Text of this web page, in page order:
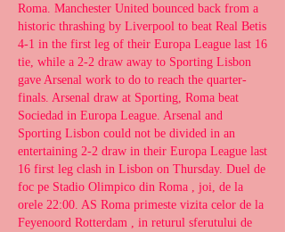
Roma. Manchester United bounced back from a
historic thrashing by Liverpool to beat Real Betis
4-1 in the first leg of their Europa League last 16
tie, while a 2-2 draw away to Sporting Lisbon
gave Arsenal work to do to reach the quarter-
finals. Arsenal draw at Sporting, Roma beat
Sociedad in Europa League. Arsenal and
Sporting Lisbon could not be divided in an
entertaining 2-2 draw in their Europa League last
16 first leg clash in Lisbon on Thursday. Duel de
foc pe Stadio Olimpico din Roma , joi, de la
orele 22:00. AS Roma primeste vizita celor de la
Feyenoord Rotterdam , in returul sferutului de